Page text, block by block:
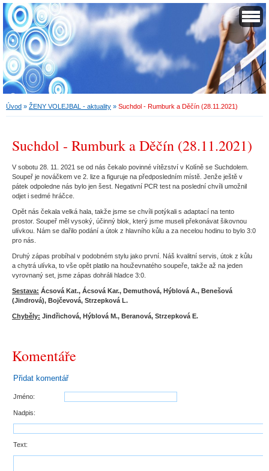
Úvod » ŽENY VOLEJBAL - aktuality » Suchdol - Rumburk a Děčín (28.11.2021)
Suchdol - Rumburk a Děčín (28.11.2021)
V sobotu 28. 11. 2021 se od nás čekalo povinné vítězství v Kolíně se Suchdolem.
Soupeř je nováčkem ve 2. lize a figuruje na předposledním místě. Jenže ještě v
pátek odpoledne nás bylo jen šest. Negativní PCR test na poslední chvíli umožnil
odjet i sedmé hráčce.
Opět nás čekala velká hala, takže jsme se chvíli potýkali s adaptací na tento
prostor. Soupeř měl vysoký, účinný blok, který jsme museli překonávat šikovnou
ulívkou. Nám se dařilo podání a útok z hlavního kůlu a za necelou hodinu to bylo 3:0
pro nás.
Druhý zápas probíhal v podobném stylu jako první. Náš kvalitní servis, útok z kůlu
a chytrá ulívka, to vše opět platilo na houževnatého soupeře, takže až na jeden
vyrovnaný set, jsme zápas dohráli hladce 3:0.
Sestava: Ácsová Kat., Ácsová Kar., Demuthová, Hýblová A., Benešová
(Jindrová), Bojčevová, Strzepková L.
Chyběly: Jindřichová, Hýblová M., Beranová, Strzepková E.
Komentáře
Přidat komentář
Jméno:
Nadpis:
Text: